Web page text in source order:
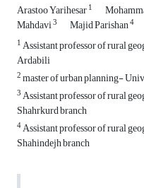
Arastoo Yarihesar1
Mahdavi3 Majid Parishan4
1Assistant professor of rural
Ardabili
2master of urban planning-
3Assistant professor of rural
Shahrkurd branch
4Assistant professor of rural
Shahindejh branch